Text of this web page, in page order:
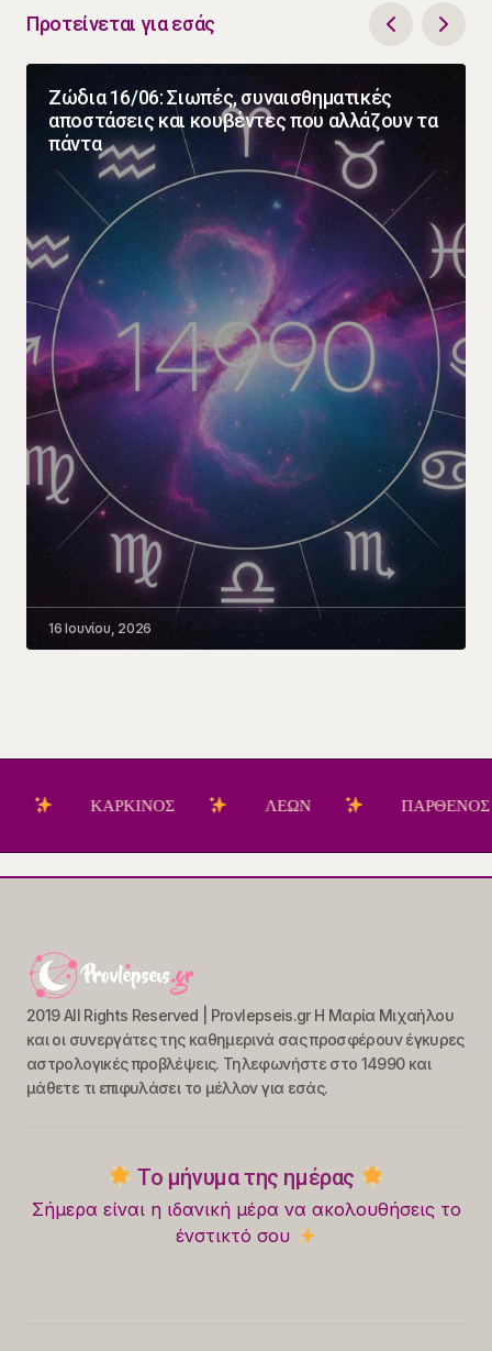
Προτείνεται για εσάς
Ζώδια 16/06: Σιωπές, συναισθηματικές
αποστάσεις και κουβέντες που αλλάζουν τα
πάντα
16 Ιουνίου, 2026
ΚΑΡΚΙΝΟΣ ΛΕΩΝ ΠΑΡΘΕΝΟΣ
2019 All Rights Reserved | Provlepseis.gr Η Μαρία Μιχαήλου
και οι συνεργάτες της καθημερινά σας προσφέρουν έγκυρες
αστρολογικές προβλέψεις. Τηλεφωνήστε στο 14990 και
μάθετε τι επιφυλάσει το μέλλον για εσάς.
Το μήνυμα της ημέρας
Σήμερα είναι η ιδανική μέρα να ακολουθήσεις το
ένστικτό σου